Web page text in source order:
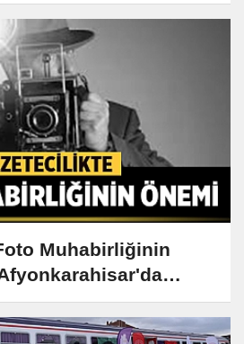
Muhabirliğinin